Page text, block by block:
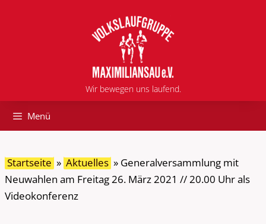
Wir bewegen uns laufend.
Menü
Startseite » Aktuelles » Generalversammlung mit
Neuwahlen am Freitag 26. März 2021 // 20.00 Uhr als
Videokonferenz